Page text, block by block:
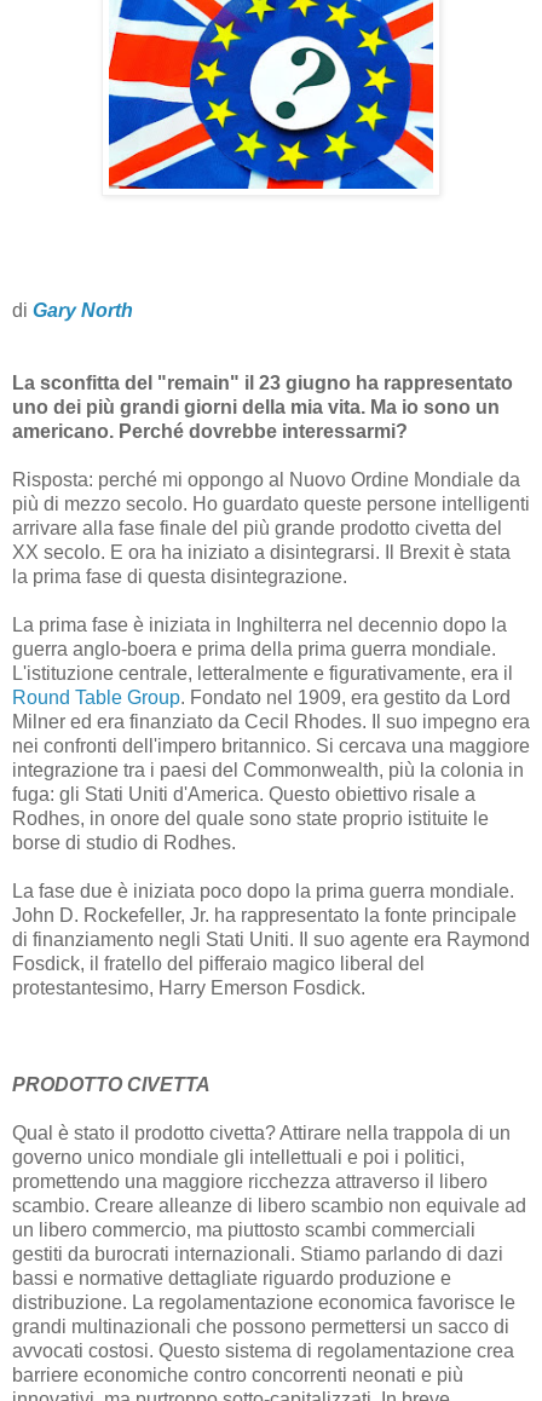
di Gary North
La sconfitta del "remain" il 23 giugno ha rappresentato
uno dei più grandi giorni della mia vita. Ma io sono un
americano. Perché dovrebbe interessarmi?
Risposta: perché mi oppongo al Nuovo Ordine Mondiale da
più di mezzo secolo. Ho guardato queste persone intelligenti
arrivare alla fase finale del più grande prodotto civetta del
XX secolo. E ora ha iniziato a disintegrarsi. Il Brexit è stata
la prima fase di questa disintegrazione.
La prima fase è iniziata in Inghilterra nel decennio dopo la
guerra anglo-boera e prima della prima guerra mondiale.
L'istituzione centrale, letteralmente e figurativamente, era il
Round Table Group. Fondato nel 1909, era gestito da Lord
Milner ed era finanziato da Cecil Rhodes. Il suo impegno era
nei confronti dell'impero britannico. Si cercava una maggiore
integrazione tra i paesi del Commonwealth, più la colonia in
fuga: gli Stati Uniti d'America. Questo obiettivo risale a
Rodhes, in onore del quale sono state proprio istituite le
borse di studio di Rodhes.
La fase due è iniziata poco dopo la prima guerra mondiale.
John D. Rockefeller, Jr. ha rappresentato la fonte principale
di finanziamento negli Stati Uniti. Il suo agente era Raymond
Fosdick, il fratello del pifferaio magico liberal del
protestantesimo, Harry Emerson Fosdick.
PRODOTTO CIVETTA
Qual è stato il prodotto civetta? Attirare nella trappola di un
governo unico mondiale gli intellettuali e poi i politici,
promettendo una maggiore ricchezza attraverso il libero
scambio. Creare alleanze di libero scambio non equivale ad
un libero commercio, ma piuttosto scambi commerciali
gestiti da burocrati internazionali. Stiamo parlando di dazi
bassi e normative dettagliate riguardo produzione e
distribuzione. La regolamentazione economica favorisce le
grandi multinazionali che possono permettersi un sacco di
avvocati costosi. Questo sistema di regolamentazione crea
barriere economiche contro concorrenti neonati e più